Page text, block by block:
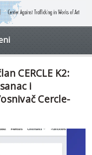
CERCLE K2:
i
Cercle-